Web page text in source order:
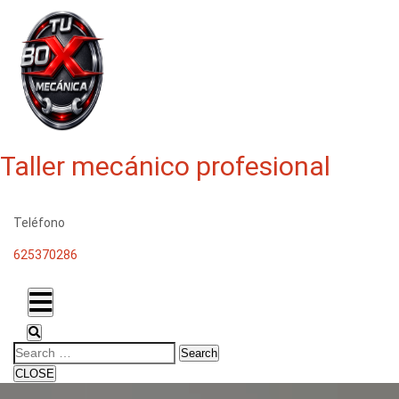
Taller mecánico profesional
Teléfono
625370286
Search
CLOSE